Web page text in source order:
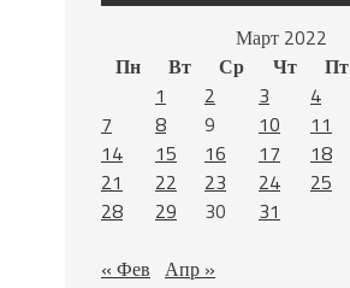
Март 2022
Пн
Вт Ср Чт Пт
1
2 3 4
7
8 9 10 11
14
15 16 17 18
21
22 23 24 25
28
29 30
31
« Фев Апр »